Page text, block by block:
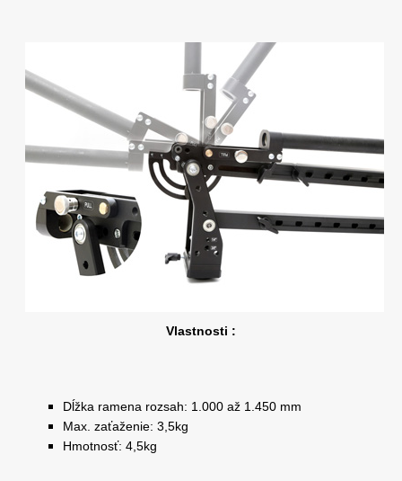
Vlastnosti :
Dĺžka ramena rozsah: 1.000 až 1.450 mm
Max. zaťaženie: 3,5kg
Hmotnosť: 4,5kg